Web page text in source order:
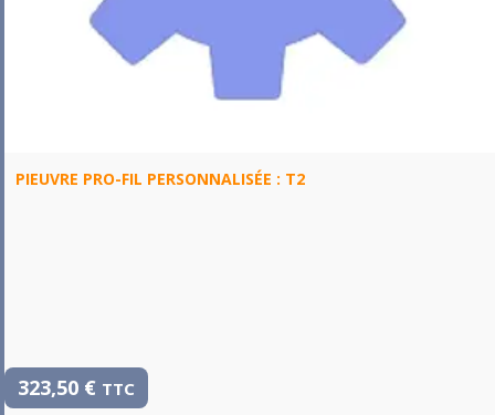
PIEUVRE PRO-FIL PERSONNALISÉE : T2
323,50 € TTC